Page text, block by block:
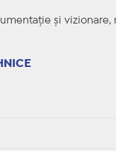
și vizionare,